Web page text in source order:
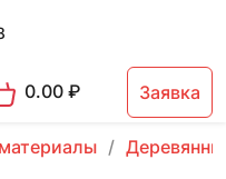
0.00₽ Заявка